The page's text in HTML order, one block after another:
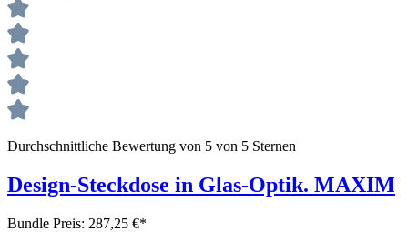
Durchschnittliche Bewertung von 5 von 5 Sternen
Design-Steckdose in Glas-Optik. MAXIM
Bundle Preis: 287,25 €*